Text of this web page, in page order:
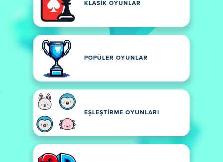
KLASIK OYUNLAR
POPÜLER OYUNLAR
EŞLEŞTIRME OYUNLARI